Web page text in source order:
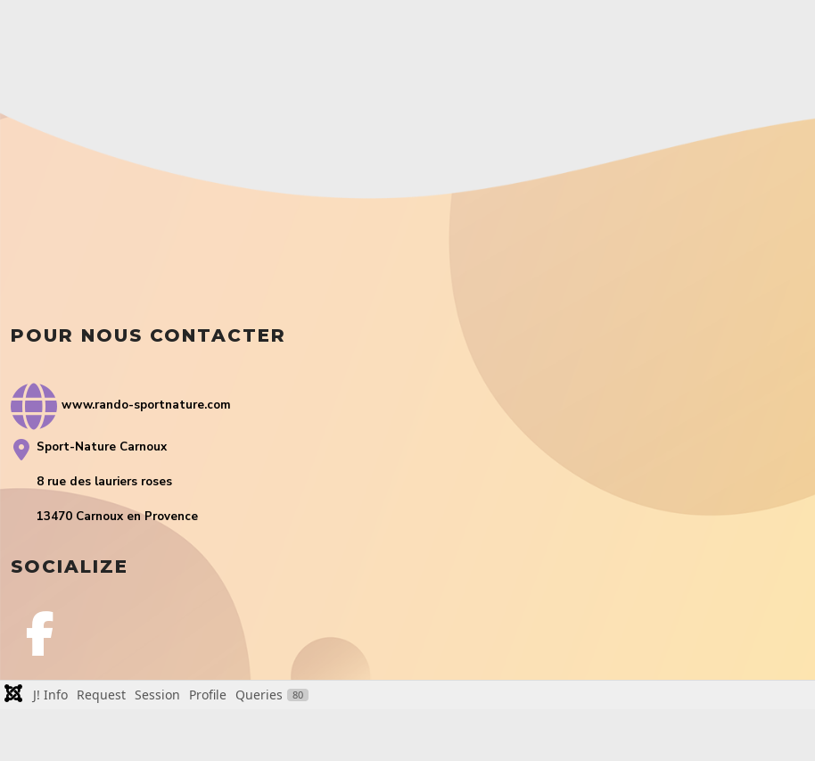
POUR NOUS CONTACTER
www.rando-sportnature.com
Sport-Nature Carnoux
8 rue des lauriers roses
13470 Carnoux en Provence
SOCIALIZE
J! Info Request Session Profile Queries 80